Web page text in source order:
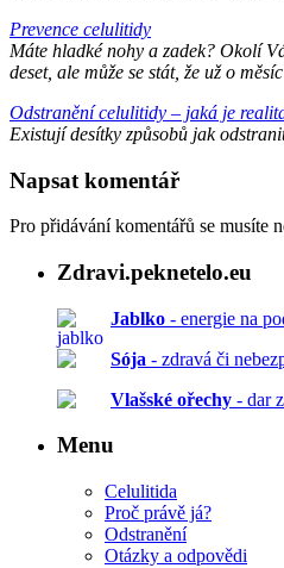
Prevence celulitidy
Máte hladké nohy a zadek? Okolí
deset, ale může se stát, že už o
Odstranění celulitidy – jaká je
Existují desítky způsobů jak
Napsat komentář
Pro přidávání komentářů se musíte
Zdravi.peknetelo.eu
Jablko - energie na
Sója - zdravá či
Vlašské ořechy - dar
Menu
Celulitida
Proč právě já?
Odstranění
Otázky a odpovědi